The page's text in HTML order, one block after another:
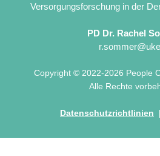
Versorgungsforschung in der
PD Dr. Rachel
Copyright © 2022-2026 People
Alle Rechte
Datenschutzrichtlinien